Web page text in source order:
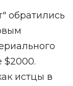
обратились
истцы в